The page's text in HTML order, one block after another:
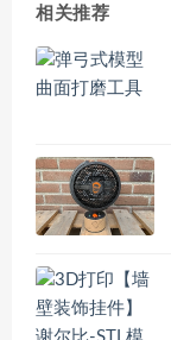
相关推荐